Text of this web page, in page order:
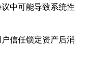
中可能导致系统性
信任锁定资产后消